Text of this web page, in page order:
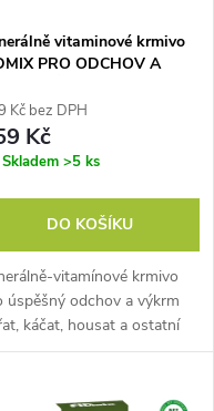
vitaminové krmivo
PRO ODCHOV A
Kč bez DPH
Kč
Skladem >5 ks
DO KOŠÍKU
vitamínové krmivo
úspěšný odchov a výkrm
káčat, housat a ostatní
podporuje jejich
cenově zvýhodněné